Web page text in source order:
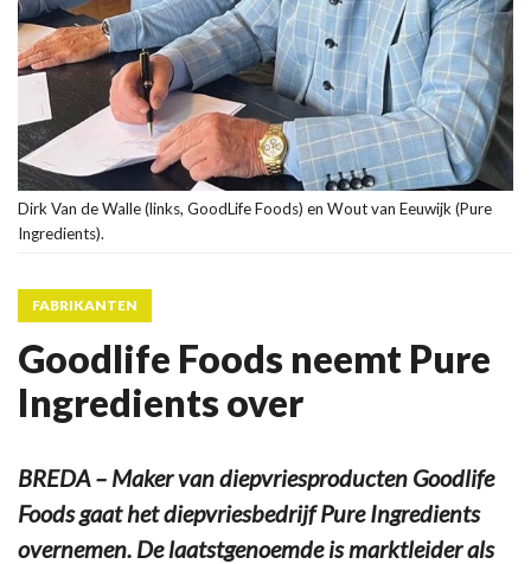
Dirk Van de Walle (links, GoodLife Foods) en Wout van Eeuwijk (Pure
Ingredients).
FABRIKANTEN
Goodlife Foods neemt Pure
Ingredients over
BREDA – Maker van diepvriesproducten Goodlife
Foods gaat het diepvriesbedrijf Pure Ingredients
overnemen. De laatstgenoemde is marktleider als